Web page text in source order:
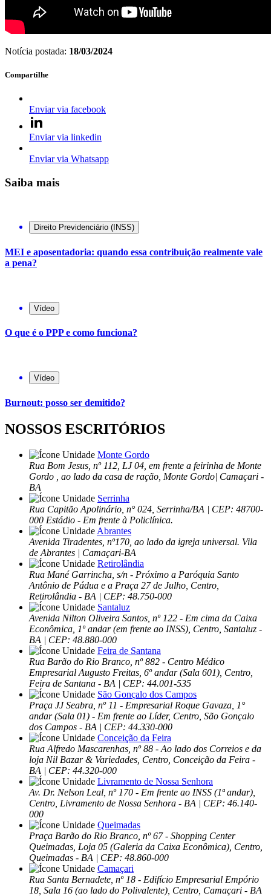
Notícia postada: 18/03/2024
Compartilhe
Enviar via facebook
Enviar via linkedin
Enviar via Whatsapp
Saiba mais
Direito Previdenciário (INSS)
MEI e aposentadoria: quando essa contribuição realmente vale
a pena?
Vídeo
O que é o PPP e como funciona?
Vídeo
Burnout: posso ser demitido?
NOSSOS ESCRITÓRIOS
Monte Gordo
Rua Bom Jesus, nº 112, LJ 04, em frente a feirinha de Monte
Gordo , ao lado da casa de ração, Monte Gordo| Camaçari -
BA
Serrinha
Rua Capitão Apolinário, n° 024, Serrinha/BA | CEP: 48700-
000 Estádio - Em frente à Policlínica.
Abrantes
Avenida Tiradentes, nº170, ao lado da igreja universal. Vila
de Abrantes | Camaçari-BA
Retirolândia
Rua Mané Garrincha, s/n - Próximo a Paróquia Santo
Antônio de Pádua e a Praça 27 de Julho, Centro,
Retirolândia - BA | CEP: 48.750-000
Santaluz
Avenida Nilton Oliveira Santos, nº 122 - Em cima da Caixa
Econômica, 1º andar (em frente ao INSS), Centro, Santaluz -
BA | CEP: 48.880-000
Feira de Santana
Rua Barão do Rio Branco, nº 882 - Centro Médico
Empresarial Augusto Freitas, 6º andar (Sala 601), Centro,
Feira de Santana - BA | CEP: 44.001-535
São Gonçalo dos Campos
Praça JJ Seabra, nº 11 - Empresarial Roque Gavaza, 1°
andar (Sala 01) - Em frente ao Líder, Centro, São Gonçalo
dos Campos - BA | CEP: 44.330-000
Conceição da Feira
Rua Alfredo Mascarenhas, nº 88 - Ao lado dos Correios e da
loja Nil Bazar & Variedades, Centro, Conceição da Feira -
BA | CEP: 44.320-000
Livramento de Nossa Senhora
Av. Dr. Nelson Leal, nº 170 - Em frente ao INSS (1ª andar),
Centro, Livramento de Nossa Senhora - BA | CEP: 46.140-
000
Queimadas
Praça Barão do Rio Branco, nº 67 - Shopping Center
Queimadas, Loja 05 (Galeria da Caixa Econômica), Centro,
Queimadas - BA | CEP: 48.860-000
Camaçari
Rua Santa Bernadete, nº 18 - Edifício Empresarial Empório
18, Sala 16 (ao lado do Polivalente), Centro, Camaçari - BA